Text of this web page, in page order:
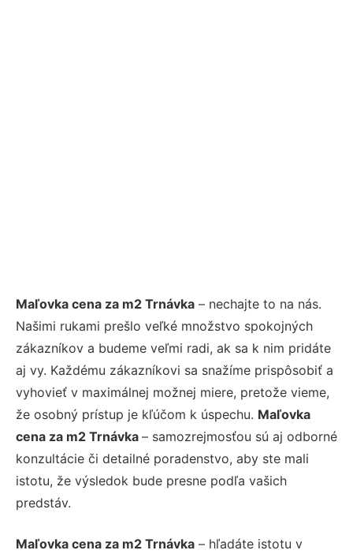
Maľovka cena za m2 Trnávka – nechajte to na nás.
Našimi rukami prešlo veľké množstvo spokojných
zákazníkov a budeme veľmi radi, ak sa k nim pridáte
aj vy. Každému zákazníkovi sa snažíme prispôsobiť a
vyhovieť v maximálnej možnej miere, pretože vieme,
že osobný prístup je kľúčom k úspechu. Maľovka
cena za m2 Trnávka – samozrejmosťou sú aj odborné
konzultácie či detailné poradenstvo, aby ste mali
istotu, že výsledok bude presne podľa vašich
predstáv.
Maľovka cena za m2 Trnávka – hľadáte istotu v